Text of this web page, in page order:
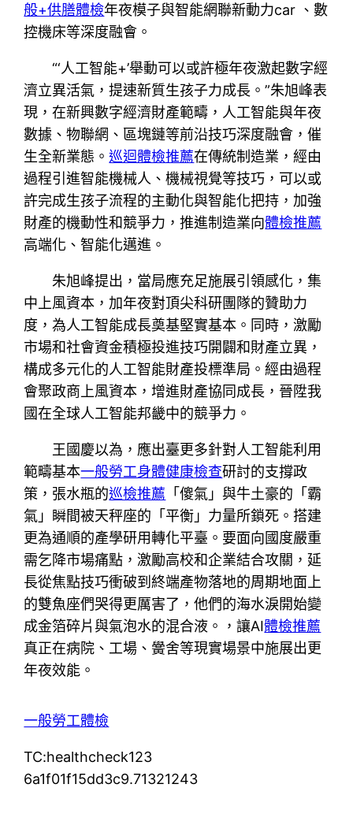
般+供膳體檢年夜模子與智能網聯新動力car 、數
控機床等深度融會。
“‘人工智能+’舉動可以或許極年夜激起數字經
濟立異活氣，提速新質生孩子力成長。”朱旭峰表
現，在新興數字經濟財產範疇，人工智能與年夜
數據、物聯網、區塊鏈等前沿技巧深度融會，催
生全新業態。巡迴體檢推薦在傳統制造業，經由
過程引進智能機械人、機械視覺等技巧，可以或
許完成生孩子流程的主動化與智能化把持，加強
財產的機動性和競爭力，推進制造業向體檢推薦
高端化、智能化邁進。
朱旭峰提出，當局應充足施展引領感化，集
中上風資本，加年夜對頂尖科研團隊的贊助力
度，為人工智能成長奠基堅實基本。同時，激勵
市場和社會資金積極投進技巧開闢和財產立異，
構成多元化的人工智能財產投標準局。經由過程
會聚政商上風資本，增進財產協同成長，晉陞我
國在全球人工智能邦畿中的競爭力。
王國慶以為，應出臺更多針對人工智能利用
範疇基本一般勞工身體健康檢查研討的支撐政
策，張水瓶的巡檢推薦 「傻氣」與牛土豪的「霸
氣」瞬間被天秤座的「平衡」力量所鎖死。搭建
更為通順的產學研用轉化平臺。要面向國度嚴重
需乞降市場痛點，激勵高校和企業結合攻關，延
長從焦點技巧衝破到終端產物落地的周期地面上
的雙魚座們哭得更厲害了，他們的海水淚開始變
成金箔碎片與氣泡水的混合液。，讓AI體檢推薦
真正在病院、工場、黌舍等現實場景中施展出更
年夜效能。
一般勞工體檢
TC:healthcheck123
6a1f01f15dd3c9.71321243